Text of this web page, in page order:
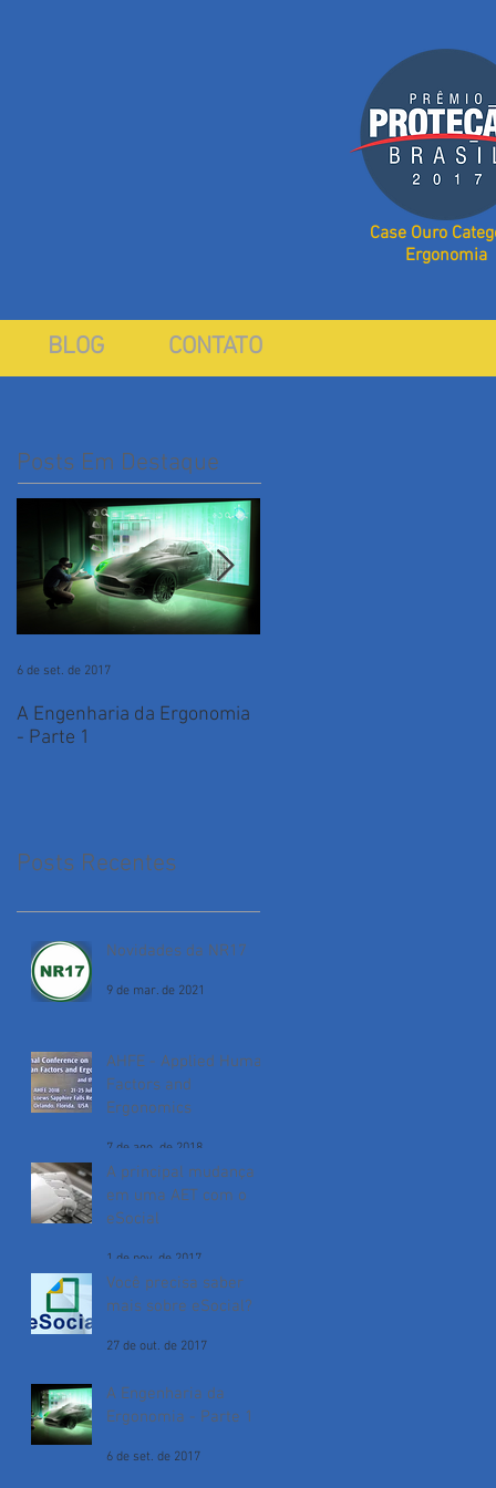
Case Ouro
Ergonomia
BLOG CONTATO
Posts Em Destaque
A Engenharia da Ergonomia
- Parte 1
6 de set. de 2017
Posts Recentes
Novidades da NR17
9 de mar. de 2021
AHFE - Applied Human
Factors and
Ergonomics
7 de ago. de 2018
A principal mudança
em uma AET com o
eSocial
1 de nov. de 2017
Você precisa saber
mais sobre eSocial?
27 de out. de 2017
A Engenharia da
Ergonomia - Parte 1
6 de set. de 2017